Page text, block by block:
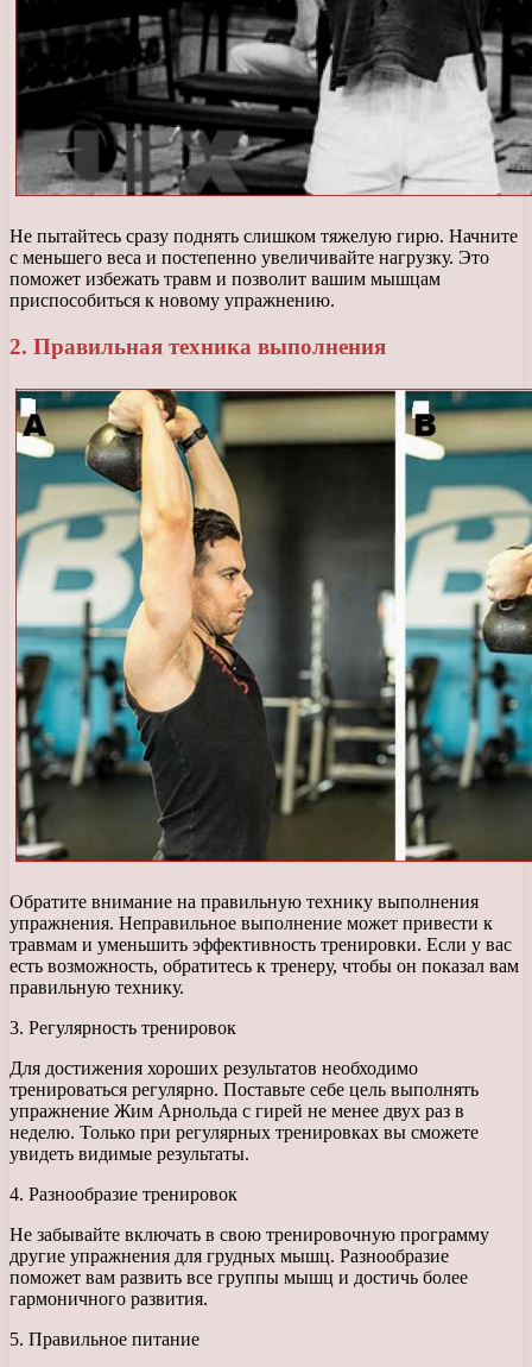
Не пытайтесь сразу поднять слишком тяжелую гирю. Начните
с меньшего веса и постепенно увеличивайте нагрузку. Это
поможет избежать травм и позволит вашим мышцам
приспособиться к новому упражнению.
2. Правильная техника выполнения
Обратите внимание на правильную технику выполнения
упражнения. Неправильное выполнение может привести к
травмам и уменьшить эффективность тренировки. Если у вас
есть возможность, обратитесь к тренеру, чтобы он показал вам
правильную технику.
3. Регулярность тренировок
Для достижения хороших результатов необходимо
тренироваться регулярно. Поставьте себе цель выполнять
упражнение Жим Арнольда с гирей не менее двух раз в
неделю. Только при регулярных тренировках вы сможете
увидеть видимые результаты.
4. Разнообразие тренировок
Не забывайте включать в свою тренировочную программу
другие упражнения для грудных мышц. Разнообразие
поможет вам развить все группы мышц и достичь более
гармоничного развития.
5. Правильное питание